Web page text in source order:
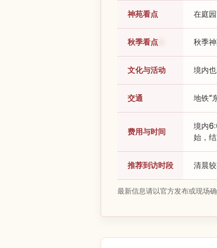
神苑看点 在庭
秋季看点 秋季
文化与活动 境内
交通 地铁“
费用与时间
境内
始，
推荐到访时段 清晨
最新信息请以官方发布或现场确